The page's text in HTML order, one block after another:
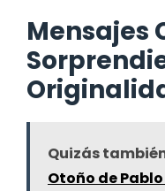
Mensajes
Quizás
Otoño de